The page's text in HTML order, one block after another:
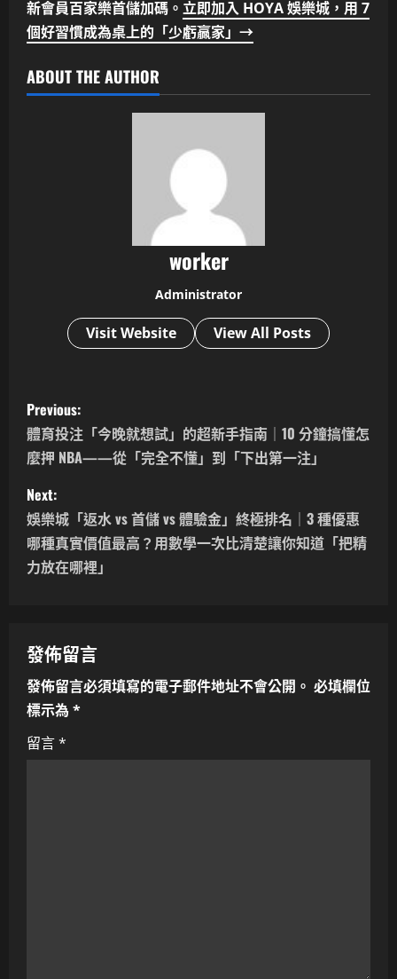
新會員百家樂首儲加碼。 立即加入 HOYA 娛樂城，用 7
個好習慣成為桌上的「少虧贏家」→
ABOUT THE AUTHOR
worker
Administrator
Visit Website View All Posts
P
o
s
t
n
i
g
a
Previous:
體育投注「今晚就想試」的超新手指南｜10 分鐘搞懂怎
麼押 NBA——從「完全不懂」到「下出第一注」
Next:
娛樂城「返水 vs 首儲 vs 體驗金」終極排名｜3 種優惠
哪種真實價值最高？用數學一次比清楚讓你知道「把精
力放在哪裡」
發佈留言
發佈留言必須填寫的電子郵件地址不會公開。 必填欄位
標示為*
留言*